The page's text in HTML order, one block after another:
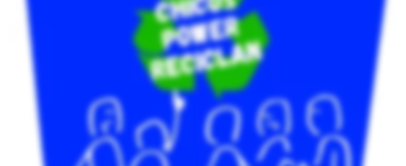
Chic@s Power Reciclan